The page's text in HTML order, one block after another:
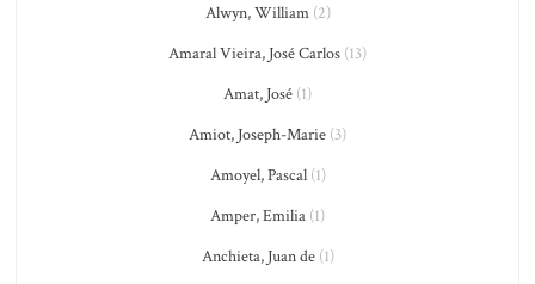
Alwyn, William(2)
Amaral Vieira, José Carlos (13)
Amat, José (1)
Amiot, Joseph-Marie (3)
Amoyel, Pascal(1)
Amper, Emilia (1)
Anchieta, Juan de(1)